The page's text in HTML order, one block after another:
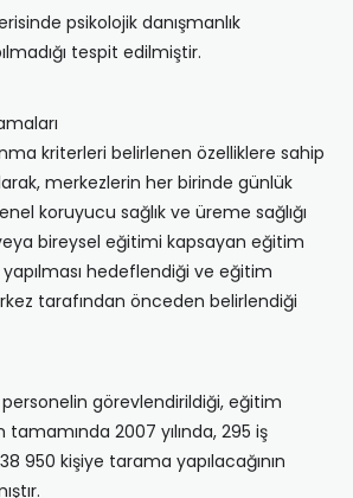
psikolojik danışmanlık
tespit edilmiştir.
kriterleri belirlenen özelliklere sahip
merkezlerin her birinde günlük
koruyucu sağlık ve üreme sağlığı
bireysel eğitimi kapsayan eğitim
hedeflendiği ve eğitim
tarafından önceden belirlendiği
görevlendirildiği, eğitim
tamamında 2007 yılında, 295 iş
950 kişiye tarama yapılacağının